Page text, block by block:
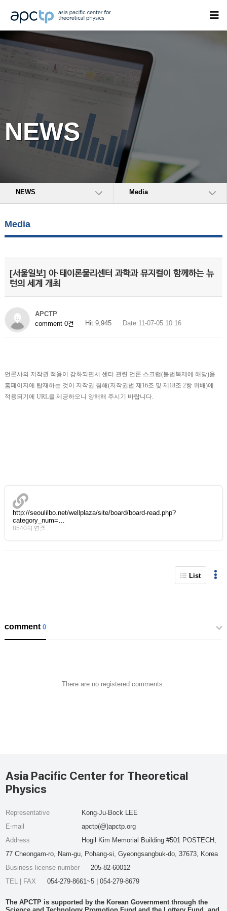
NEWS
NEWS Media
Media
[서울일보] 아·태이론물리센터 과학과 뮤지컬이 함께하는 뉴
턴의 세계 개최
APCTP
comment 0건
Hit 9,945 Date 11-07-05 10:16
언론사의 저작권 적용이 강화되면서 센터 관련 언론 스크랩(불법복제에 해당)을
홈페이지에 탑재하는 것이 저작권 침해(저작권법 제16조 및 제18조 2항 위배)에
적용되기에 URL을 제공하오니 양해해 주시기 바랍니다.
http://seoulilbo.net/wellplaza/site/board/board-read.php?
category_num=…
8540회 연결
List
comment0
There are no registered comments.
Asia Pacific Center for Theoretical
Physics
Representative
Kong-Ju-Bock LEE
E-mail
apctp(@)apctp.org
Address
Hogil Kim Memorial Building #501 POSTECH,
77 Cheongam-ro, Nam-gu, Pohang-si, Gyeongsangbuk-do, 37673, Korea
Business license number
205-82-60012
TEL | FAX
054-279-8661~5 | 054-279-8679
The APCTP is supported by the Korean Government through the